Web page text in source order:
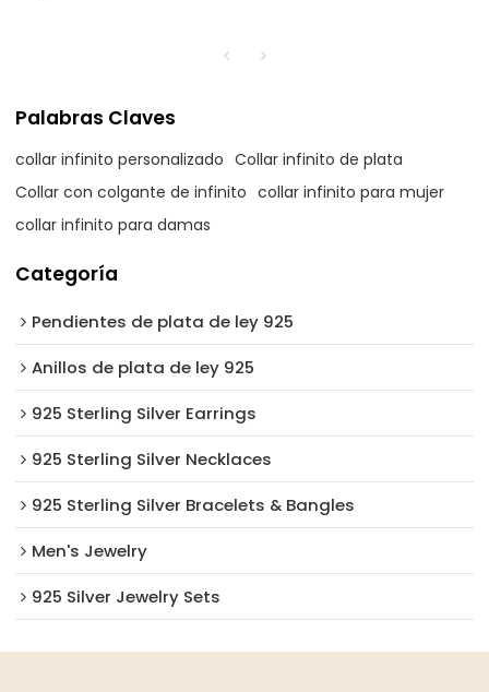
Palabras Claves
collar infinito personalizado Collar infinito de plata
Collar con colgante de infinito collar infinito para mujer
collar infinito para damas
Categoría
Pendientes de plata de ley 925
Anillos de plata de ley 925
925 Sterling Silver Earrings
925 Sterling Silver Necklaces
925 Sterling Silver Bracelets & Bangles
Men's Jewelry
925 Silver Jewelry Sets